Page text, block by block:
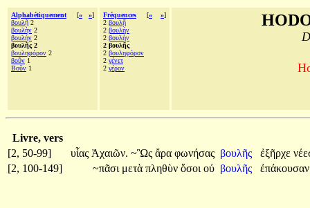
Alphabétiquement [« »]
βουλῇ 2
βουλὴν 2
βουλήν 2
βουλῆς 2
βουληφόρον 2
βοῦν 1
Βοῦν 1
Fréquences [« »]
2 βουλῇ
2 βουλήν
2 βουλὴν
2 βουλῆς
2 βουληφόρον
2 γένετ
2 γέρον
Livre, vers
[2, 50-99]
υἷας Ἀχαιῶν. ~Ὣς ἄρα φωνήσας βουλῆς ἐξῆρχε
[2, 100-149]
~πᾶσι μετὰ πληθὺν ὅσοι οὐ βουλῆς